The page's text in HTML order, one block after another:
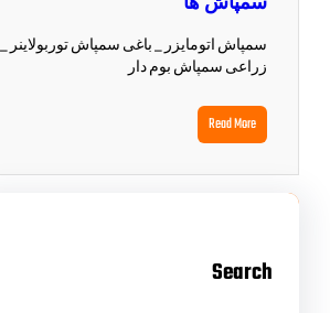
سمپاش اتومایزر _ باغی سمپاش توربولاینر _
زراعی سمپاش بوم دار
Read More
Search